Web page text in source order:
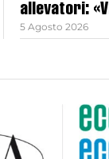
allevatori:
5 Agosto 2026